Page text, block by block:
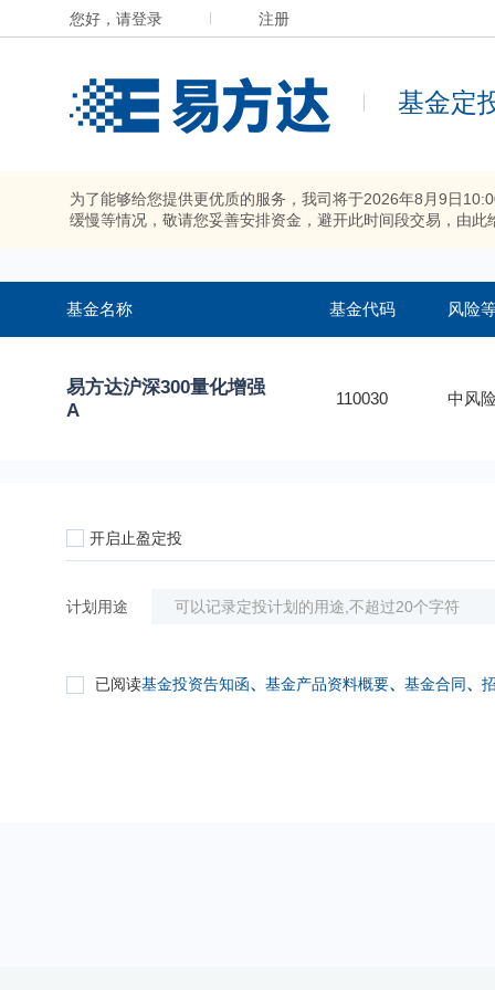
您好，请登录 注册
基金定
为了能够给您提供更优质的服务，我司将于2026年8月9日
缓慢等情况，敬请您妥善安排资金，避开此时间段交易，由此
基金名称 基金代码 风险
易方达沪深300量化增强
A
110030 中风
开启止盈定投
计划用途
已阅读基金投资告知函、 基金产品资料概要、 基金合同、